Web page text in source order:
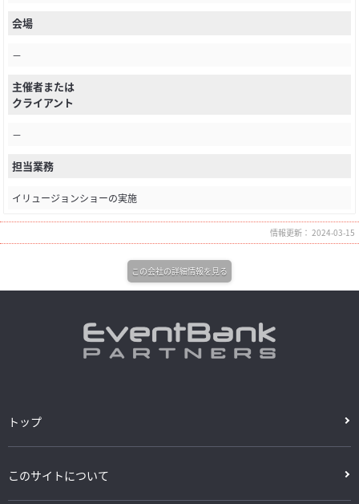
会場
－
主催者または
クライアント
－
担当業務
イリュージョンショーの実施
情報更新： 2024-03-15
この会社の詳細情報を見る
トップ
このサイトについて